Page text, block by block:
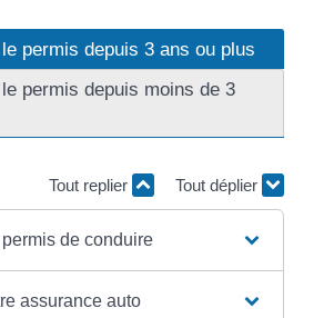
permis depuis 3 ans ou plus
permis depuis moins de 3
Tout replier Tout déplier
de conduire
assurance auto